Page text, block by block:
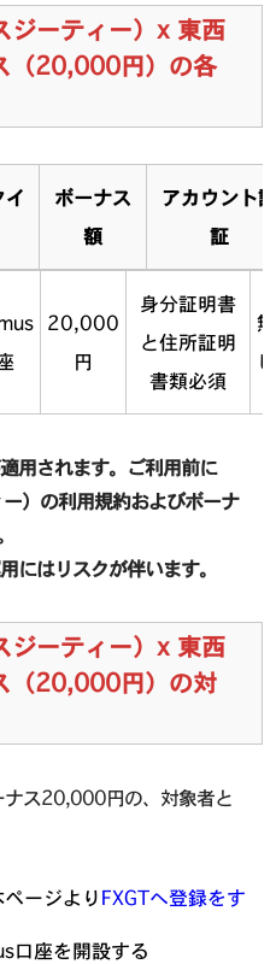
ジーティー）x 東西
（20,000円）の各
イ
ボーナス
額
アカウント
証
20,000
円
身分証明書
と住所証明
書類必須
無
し
用されます。ご利用前に
）の利用規約およびボーナ
にはリスクが伴います。
ジーティー）x 東西
（20,000円）の対
ナス20,000円の、対象者と
ージより FXGTへ登録をす
口座を開設する